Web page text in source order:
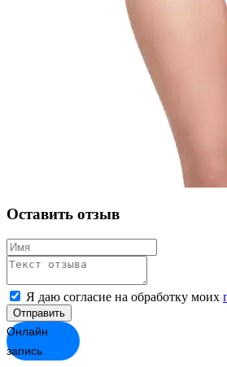
Оставить отзыв
Я даю согласие на обработку моих
Отправить